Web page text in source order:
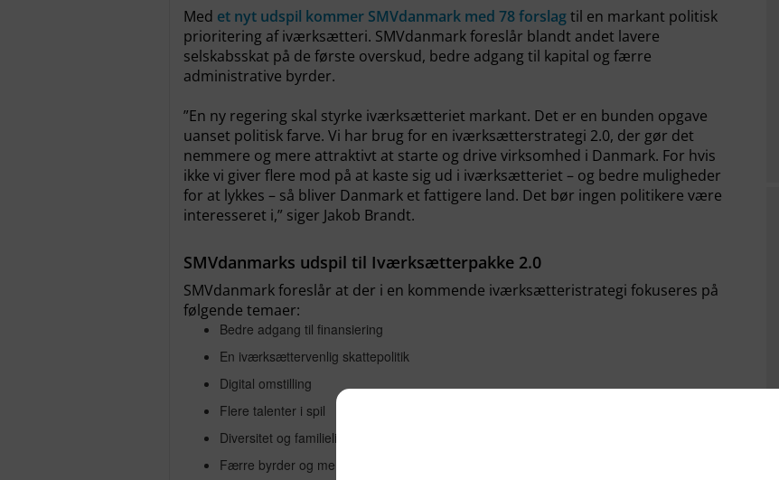
Med et nyt udspil kommer SMVdanmark med 78 forslagtil en markant politisk
prioritering af iværksætteri. SMVdanmark foreslår blandt andet lavere
selskabsskat på de første overskud, bedre adgang til kapital og færre
administrative byrder.
”En ny regering skal styrke iværksætteriet markant. Det er en bunden opgave
uanset politisk farve. Vi har brug for en iværksætterstrategi 2.0, der gør det
nemmere og mere attraktivt at starte og drive virksomhed i Danmark. For hvis
ikke vi giver flere mod på at kaste sig ud i iværksætteriet – og bedre muligheder
for at lykkes – så bliver Danmark et fattigere land. Det bør ingen politikere være
interesseret i,” siger Jakob Brandt.
SMVdanmarks udspil til Iværksætterpakke 2.0
SMVdanmark foreslår at der i en kommende iværksætteristrategi fokuseres på
følgende temaer:
Bedre adgang til finansiering
En iværksættervenlig skattepolitik
Digital omstilling
Flere talenter i spil
Diversitet og familieliv
Færre byrder og mere iværksættervenlig regulering